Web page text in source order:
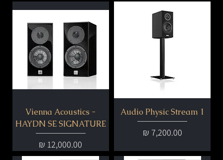
Audio Physic Stream 1
מחיר
Vienna Acoustics -
HAYDN SE SIGNATURE
מחיר